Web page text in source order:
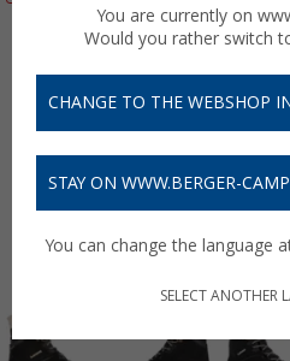
You are currently on
Would you rather switch
CHANGE TO THE WEBSHOP
STAY ON WWW.BERGER-
You can change the language
SELECT ANOTHER